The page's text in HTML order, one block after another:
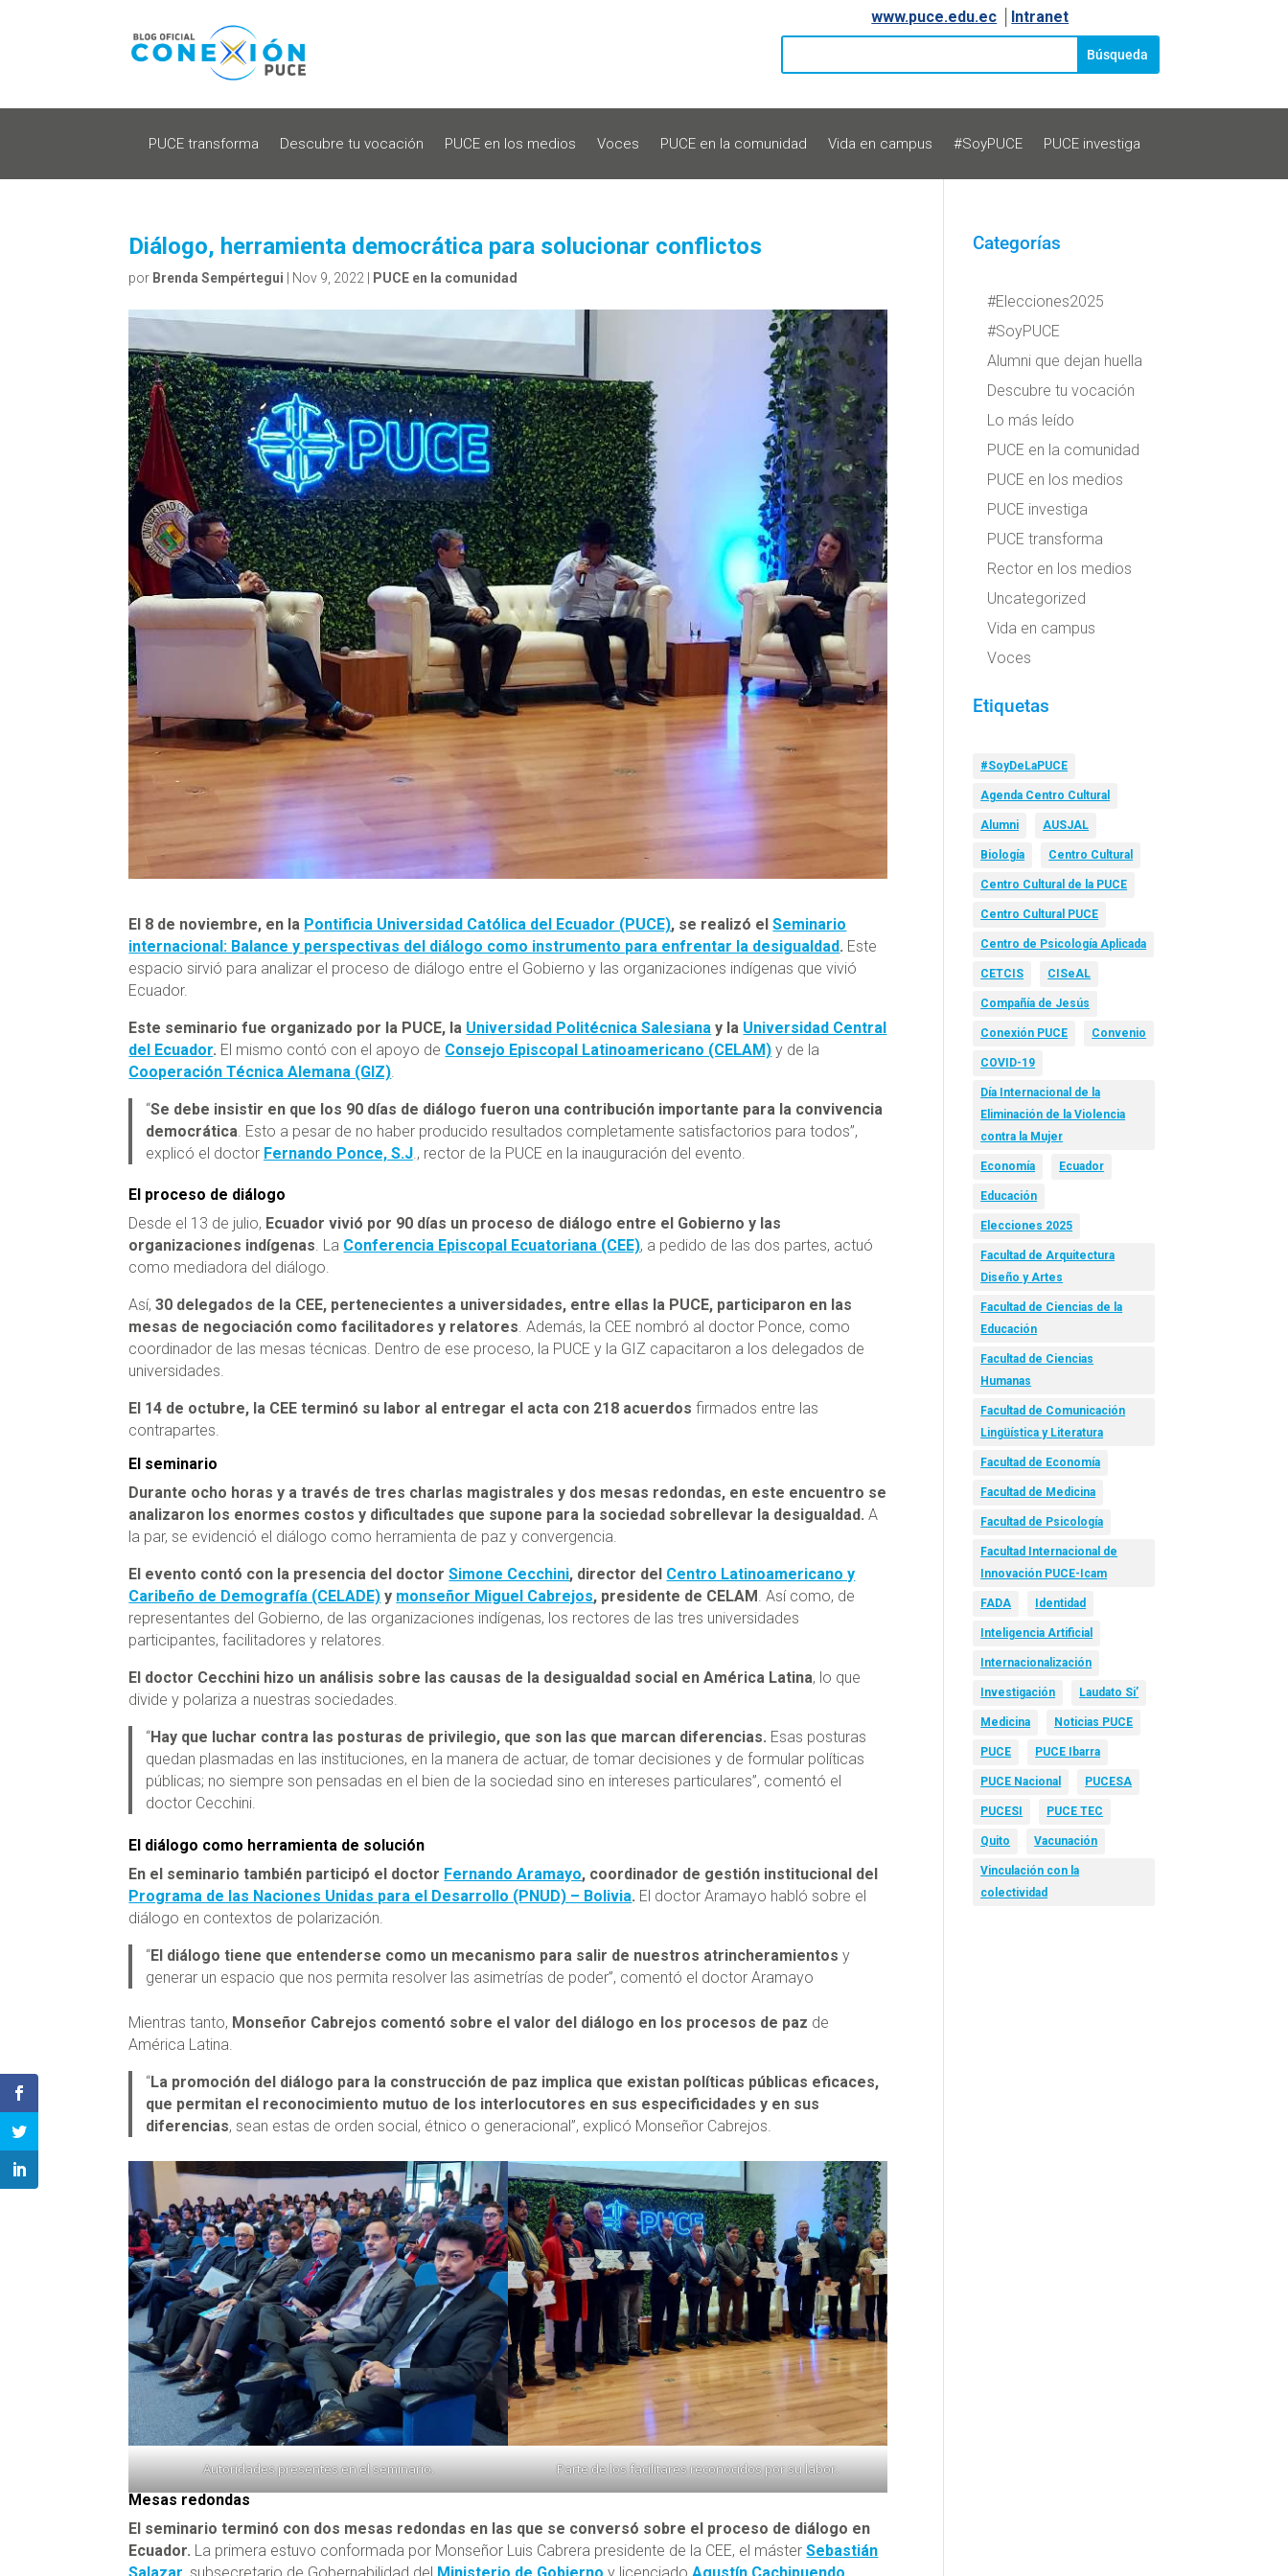
www.puce.edu.ec Intranet
PUCE transforma Descubre tu vocación PUCE en los medios Voces PUCE en la comunidad Vida en campus #SoyPUCE PUCE investiga
Diálogo, herramienta democrática para solucionar conflictos
por Brenda Sempértegui Nov 9, 2022 PUCE en la comunidad
El 8 de noviembre, en la Pontificia Universidad Católica del Ecuador (PUCE), se realizó elSeminario
internacional: Balance y perspectivas del diálogo como instrumento para enfrentar la desigualdad. Este
espacio sirvió para analizar el proceso de diálogo entre el Gobierno y las organizaciones indígenas que vivió
Ecuador.
Este seminario fue organizado por la PUCE, la Universidad Politécnica Salesiana y la Universidad Central
del Ecuador. El mismo contó con el apoyo de Consejo Episcopal Latinoamericano (CELAM) y de la
Cooperación Técnica Alemana (GIZ).
“Se debe insistir en que los 90 días de diálogo fueron una contribución importante para la convivencia
democrática. Esto a pesar de no haber producido resultados completamente satisfactorios para todos”,
explicó el doctor Fernando Ponce, S.J., rector de la PUCE en la inauguración del evento.
El proceso de diálogo
Desde el 13 de julio, Ecuador vivió por 90 días un proceso de diálogo entre el Gobierno y las
organizaciones indígenas. La Conferencia Episcopal Ecuatoriana (CEE), a pedido de las dos partes, actuó
como mediadora del diálogo.
Así,30 delegados de la CEE, pertenecientes a universidades, entre ellas la PUCE, participaron en las
mesas de negociación como facilitadores y relatores. Además, la CEE nombró al doctor Ponce, como
coordinador de las mesas técnicas. Dentro de ese proceso, la PUCE y la GIZ capacitaron a los delegados de
universidades.
El 14 de octubre, la CEE terminó su labor al entregar el acta con 218 acuerdos firmados entre las
contrapartes.
El seminario
Durante ocho horas y a través de tres charlas magistrales y dos mesas redondas, en este encuentro se
analizaron los enormes costos y dificultades que supone para la sociedad sobrellevar la desigualdad. A
la par, se evidenció el diálogo como herramienta de paz y convergencia.
El evento contó con la presencia del doctorSimone Cecchini, director del Centro Latinoamericano y
Caribeño de Demografía (CELADE) y monseñor Miguel Cabrejos, presidente de CELAM . Así como, de
representantes del Gobierno, de las organizaciones indígenas, los rectores de las tres universidades
participantes, facilitadores y relatores.
El doctor Cecchini hizo un análisis sobre las causas de la desigualdad social en América Latina, lo que
divide y polariza a nuestras sociedades.
“Hay que luchar contra las posturas de privilegio, que son las que marcan diferencias. Esas posturas
quedan plasmadas en las instituciones, en la manera de actuar, de tomar decisiones y de formular políticas
públicas; no siempre son pensadas en el bien de la sociedad sino en intereses particulares”, comentó el
doctor Cecchini.
El diálogo como herramienta de solución
En el seminario también participó el doctor Fernando Aramayo, coordinador de gestión institucional del
Programa de las Naciones Unidas para el Desarrollo (PNUD) – Bolivia. El doctor Aramayo habló sobre el
diálogo en contextos de polarización.
“El diálogo tiene que entenderse como un mecanismo para salir de nuestros atrincheramientos y
generar un espacio que nos permita resolver las asimetrías de poder”, comentó el doctor Aramayo
Mientras tanto, Monseñor Cabrejos comentó sobre el valor del diálogo en los procesos de paz de
América Latina.
“La promoción del diálogo para la construcción de paz implica que existan políticas públicas eficaces,
que permitan el reconocimiento mutuo de los interlocutores en sus especificidades y en sus
diferencias, sean estas de orden social, étnico o generacional”, explicó Monseñor Cabrejos.
Autoridades presentes en el seminario. Parte de los facilitares reconocidos por su labor.
Mesas redondas
El seminario terminó con dos mesas redondas en las que se conversó sobre el proceso de diálogo en
Ecuador. La primera estuvo conformada por Monseñor Luis Cabrera presidente de la CEE, el másterSebastián
Categorías
#Elecciones2025
#SoyPUCE
Alumni que dejan huella
Descubre tu vocación
Lo más leído
PUCE en la comunidad
PUCE en los medios
PUCE investiga
PUCE transforma
Rector en los medios
Uncategorized
Vida en campus
Voces
Etiquetas
#SoyDeLaPUCE
Agenda Centro Cultural
Alumni AUSJAL
Biología Centro Cultural
Centro Cultural de la PUCE
Centro Cultural PUCE
Centro de Psicología Aplicada
CETCIS CISeAL
Compañía de Jesús
Conexión PUCE Convenio
COVID-19
Día Internacional de la
Eliminación de la Violencia
contra la Mujer
Economía Ecuador
Educación
Elecciones 2025
Facultad de Arquitectura
Diseño y Artes
Facultad de Ciencias de la
Educación
Facultad de Ciencias
Humanas
Facultad de Comunicación
Lingüística y Literatura
Facultad de Economía
Facultad de Medicina
Facultad de Psicología
Facultad Internacional de
Innovación PUCE-Icam
FADA Identidad
Inteligencia Artificial
Internacionalización
Investigación Laudato Si’
Medicina Noticias PUCE
PUCE PUCE Ibarra
PUCE Nacional PUCESA
PUCESI PUCE TEC
Quito Vacunación
Vinculación con la
colectividad